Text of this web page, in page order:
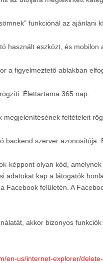
funkciónál az ajánlani
használt eszközt, és mobilon
a figyelmeztető ablakban
Élettartama 365 nap.
megjelenítésének feltételeit
backend szerver azonosítója.
képpont olyan kód,
adatokat kap a látogatók
Facebook felületén. A
akkor bizonyos
en-us/internet-explorer/